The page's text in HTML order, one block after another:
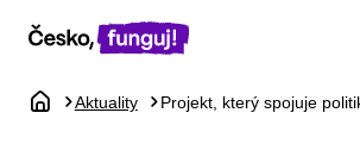
Dvanáctka
Aktuality